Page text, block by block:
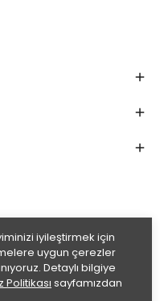
iyileştirmek için
uygun çerezler
Detaylı bilgiye
Politikası sayfamızdan